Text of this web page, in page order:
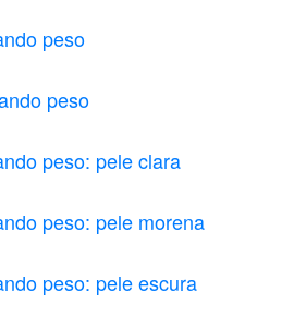
peso
peso
peso: pele clara
peso: pele morena
peso: pele escura